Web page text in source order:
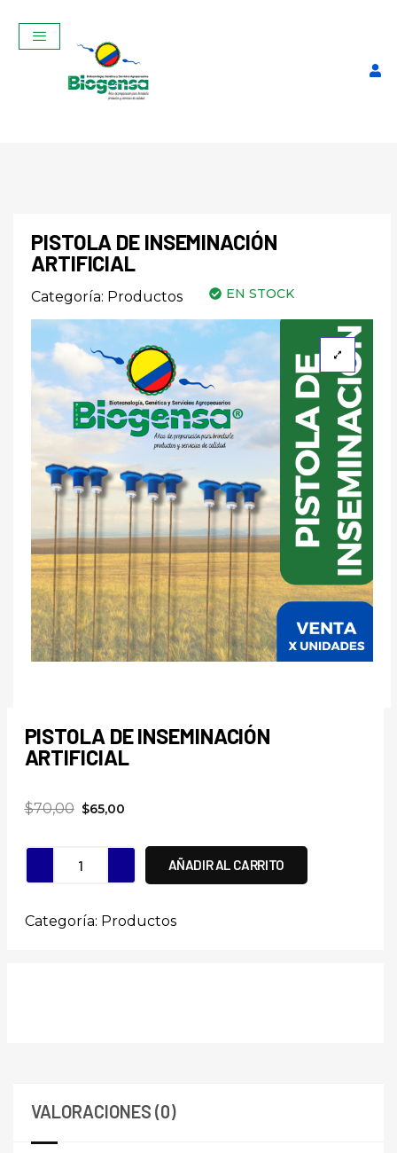
PISTOLA DE INSEMINACIÓN
ARTIFICIAL
Categoría: Productos EN STOCK
PISTOLA DE INSEMINACIÓN
ARTIFICIAL
$70,00 $65,00
AÑADIR AL CARRITO
Categoría: Productos
VALORACIONES (0)
Nitrógeno Líquido Kilo
$3,15 + ADD